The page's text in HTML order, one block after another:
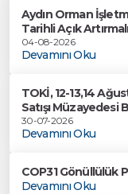
Aydın Orman
Tarihli Açık
04-08-2026
Devamını Oku
TOKİ, 12-13,14
Satışı Müzayedesi
30-07-2026
Devamını Oku
COP31 Gönüllülük
Devamını Oku